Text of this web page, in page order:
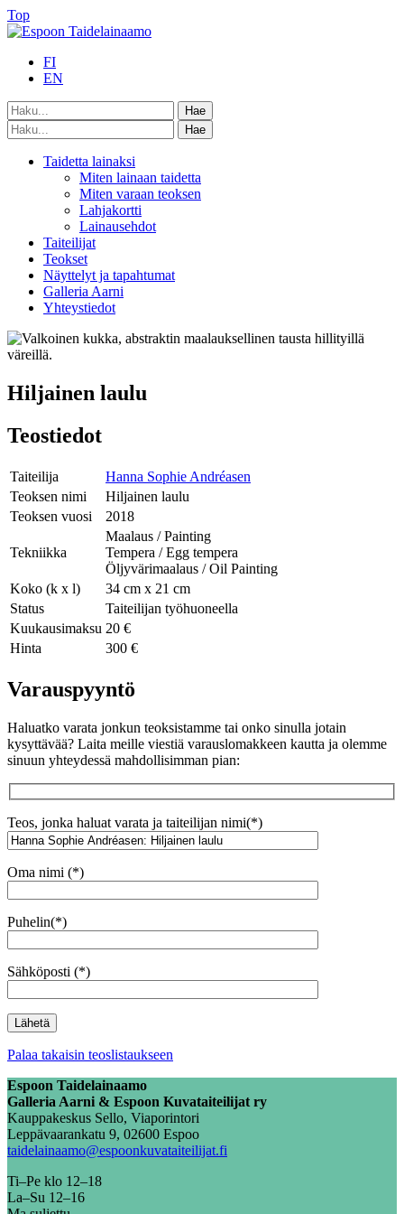
Top
FI
EN
Taidetta lainaksi
Miten lainaan taidetta
Miten varaan teoksen
Lahjakortti
Lainausehdot
Taiteilijat
Teokset
Näyttelyt ja tapahtumat
Galleria Aarni
Yhteystiedot
Hiljainen laulu
Teostiedot
Taiteilija
Hanna Sophie Andréasen
Teoksen nimi
Hiljainen laulu
Teoksen vuosi
2018
Tekniikka
Maalaus / Painting
Tempera / Egg tempera
Öljyvärimaalaus / Oil Painting
Koko (k x l)
34 cm x 21 cm
Status
Taiteilijan työhuoneella
Kuukausimaksu 20 €
Hinta
300 €
Varauspyyntö
Haluatko varata jonkun teoksistamme tai onko sinulla jotain
kysyttävää? Laita meille viestiä varauslomakkeen kautta ja olemme
sinuun yhteydessä mahdollisimman pian:
Teos, jonka haluat varata ja taiteilijan nimi(*)
Oma nimi (*)
Puhelin(*)
Sähköposti (*)
Palaa takaisin teoslistaukseen
Espoon Taidelainaamo
Galleria Aarni & Espoon Kuvataiteilijat ry
Kauppakeskus Sello, Viaporintori
Leppävaarankatu 9, 02600 Espoo
taidelainaamo@espoonkuvataiteilijat.fi
Ti–Pe klo 12–18
La–Su 12–16